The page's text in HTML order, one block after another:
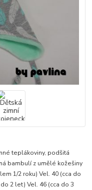
teplákoviny, podšitá
bambulí z umělé kožešiny
1/2 roku) Vel. 40 (cca do
2 let) Vel. 46 (cca do 3